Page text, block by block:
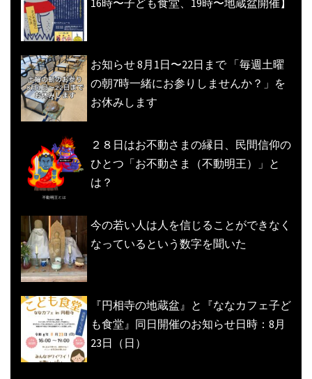
お知らせ 8月1日〜22日まで 「毎週土曜
の朝7時一緒にお参りしませんか？」を
お休みします
２８日はお不動さまの縁日、民間信仰の
ひとつ「お不動さま（不動明王）」と
は？
今の若い人は人を信じることができなく
なっているという数字を聞いた
『円相寺の地蔵盆』と『ななカフェ子ど
も食堂』同日開催のお知らせ日時：8月
23日（日）